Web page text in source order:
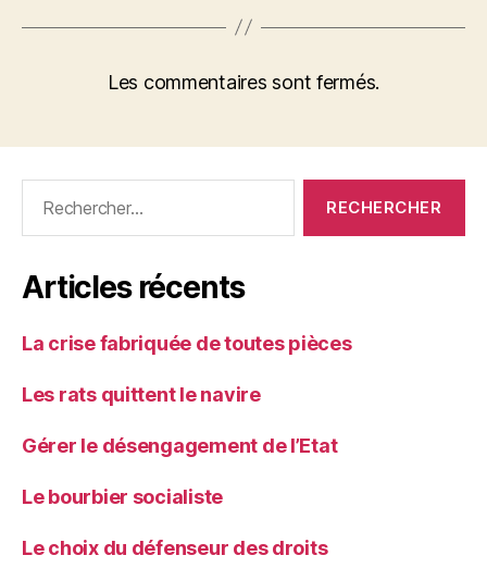
Les commentaires sont fermés.
Articles récents
La crise fabriquée de toutes pièces
Les rats quittent le navire
Gérer le désengagement de l’Etat
Le bourbier socialiste
Le choix du défenseur des droits